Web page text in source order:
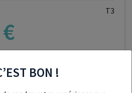
T3
LE PROGRAMME
BON !